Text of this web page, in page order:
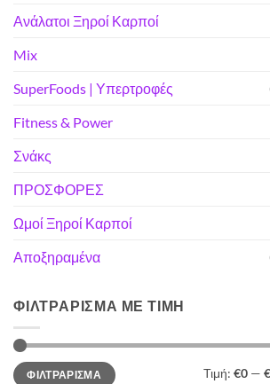
Ανάλατοι Ξηροί Καρποί
Mix
SuperFoods | Υπερτροφές
Fitness & Power
Σνάκς
ΠΡΟΣΦΟΡΕΣ
Ωμοί Ξηροί Καρποί
Αποξηραμένα
ΦΙΛΤΡΆΡΙΣΜΑ ΜΕ ΤΙΜΉ
Ελάχιστη
τιμή
Μέγιστη
τιμήΦΙΛΤΡΆΡΙΣΜΑ Τιμή: €0 —